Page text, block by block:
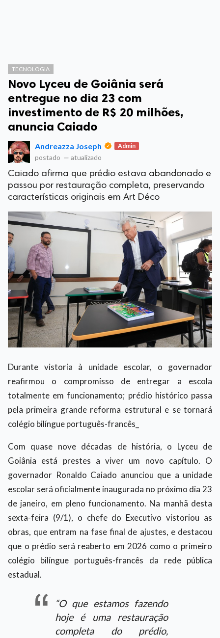
TECNOLOGIA
Novo Lyceu de Goiânia será
entregue no dia 23 com
investimento de R$ 20 milhões,
anuncia Caiado
Andreazza Joseph Admin
postado — atualizado
Caiado afirma que prédio estava abandonado e
passou por restauração completa, preservando
características originais em Art Déco
Durante vistoria à unidade escolar, o governador
reafirmou o compromisso de entregar a escola
totalmente em funcionamento; prédio histórico passa
pela primeira grande reforma estrutural e se tornará
colégio bilíngue português-francês_
Com quase nove décadas de história, o Lyceu de
Goiânia está prestes a viver um novo capítulo. O
governador Ronaldo Caiado anunciou que a unidade
escolar será oficialmente inaugurada no próximo dia 23
de janeiro, em pleno funcionamento. Na manhã desta
sexta-feira (9/1), o chefe do Executivo vistoriou as
obras, que entram na fase final de ajustes, e destacou
que o prédio será reaberto em 2026 como o primeiro
colégio bilíngue português-francês da rede pública
estadual.
“O que estamos fazendo
hoje é uma restauração
completa do prédio,